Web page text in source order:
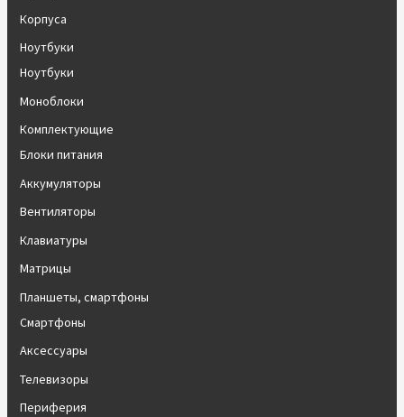
Корпуса
Ноутбуки
Ноутбуки
Моноблоки
Комплектующие
Блоки питания
Аккумуляторы
Вентиляторы
Клавиатуры
Матрицы
Планшеты, смартфоны
Смартфоны
Аксессуары
Телевизоры
Периферия